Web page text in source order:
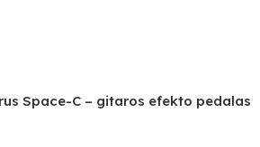
Space-C – gitaros efekto pedalas